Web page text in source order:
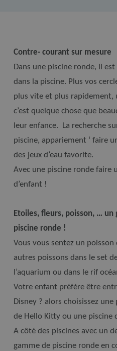
Contre- courant sur mesure
Dans une piscine ronde, il
dans la piscine. Plus vos
plus vite et plus rapidement,
c’est quelque chose que
leur enfance. La recherche
piscine, appariement ‘ faire
des jeux d’eau favorite.
Avec une piscine ronde faire
d’enfant !
Etoiles, fleurs, poisson, …
piscine ronde !
Vous vous sentez un poisson
autres poissons dans le set
l’aquarium ou dans le rif
Votre enfant préfère être
Disney ? alors choisissez
de Hello Kitty ou une piscine
A côté des piscines avec un
gamme de piscine ronde en